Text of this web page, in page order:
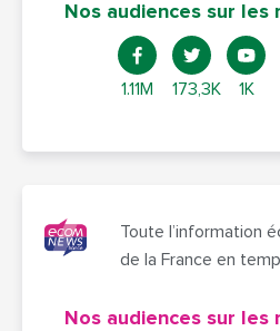
Nos audiences sur les
1.11M 173,3K 1K
Toute l’information
de la France en
Nos audiences sur les